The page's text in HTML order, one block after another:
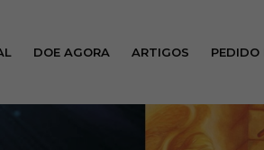
DOE AGORA ARTIGOS PEDIDO